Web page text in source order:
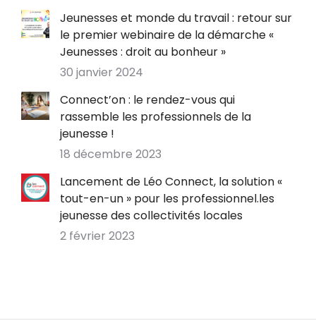
Jeunesses et monde du travail : retour sur
le premier webinaire de la démarche «
Jeunesses : droit au bonheur »
30 janvier 2024
Connect’on : le rendez-vous qui
rassemble les professionnels de la
jeunesse !
18 décembre 2023
Lancement de Léo Connect, la solution «
tout-en-un » pour les professionnel.les
jeunesse des collectivités locales
2 février 2023